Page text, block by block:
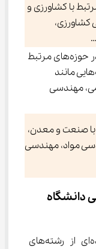
با کشاورزی و
حوزه‌های مرتبط
مانند
مهندسی
با صنعت و معدن،
مواد، مهندسی
تحصیلی دانشگاه
دانشگاه یاسوج، با ارائه طیف گسترده‌ای از رشته‌های